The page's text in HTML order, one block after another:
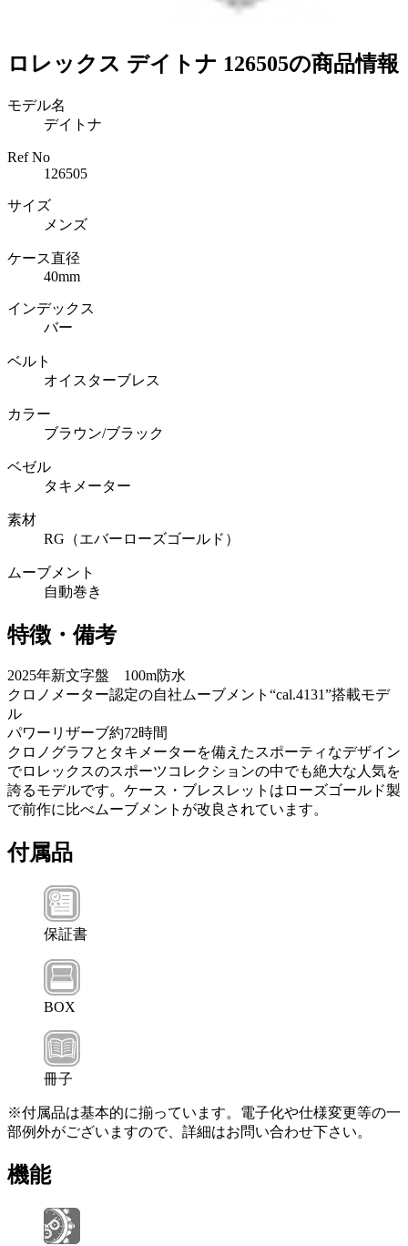
ロレックス デイトナ 126505の商品情報
モデル名
デイトナ
Ref No
126505
サイズ
メンズ
ケース直径
40mm
インデックス
バー
ベルト
オイスターブレス
カラー
ブラウン/ブラック
ベゼル
タキメーター
素材
RG（エバーローズゴールド）
ムーブメント
自動巻き
特徴・備考
2025年新文字盤 100m防水
クロノメーター認定の自社ムーブメント“cal.4131”搭載モデ
ル
パワーリザーブ約72時間
クロノグラフとタキメーターを備えたスポーティなデザイン
でロレックスのスポーツコレクションの中でも絶大な人気を
誇るモデルです。ケース・ブレスレットはローズゴールド製
で前作に比べムーブメントが改良されています。
付属品
保証書
BOX
冊子
※付属品は基本的に揃っています。電子化や仕様変更等の一
部例外がございますので、詳細はお問い合わせ下さい。
機能